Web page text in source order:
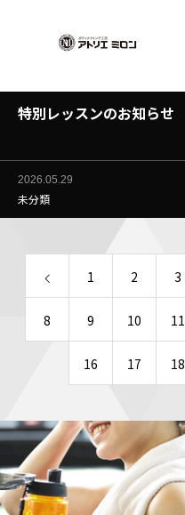
特別レッスンのお知らせ
2026.05.29
未分類
1 2 3
8 9 10 11
16 17 18